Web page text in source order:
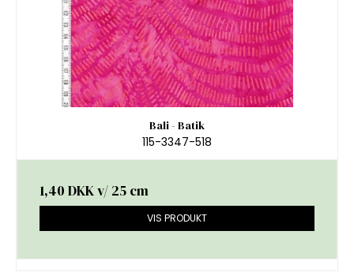
Bali - Batik
115-3347-518
1,40 DKKv/ 25 cm
VIS PRODUKT